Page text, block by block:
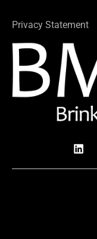
Privacy Statement